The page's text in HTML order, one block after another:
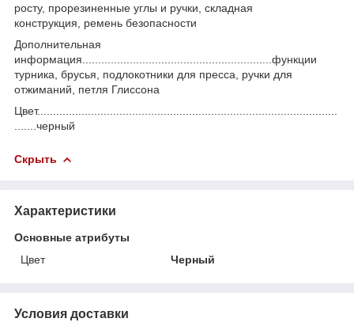
росту, прорезиненные углы и ручки, складная
конструкция, ремень безопасности
Дополнительная
информация............................................................функции
турника, брусья, подлокотники для пресса, ручки для
отжиманий, петля Глиссона
Цвет...............................................................................................
.......черный
Скрыть
Характеристики
Основные атрибуты
Цвет
Черный
Условия доставки